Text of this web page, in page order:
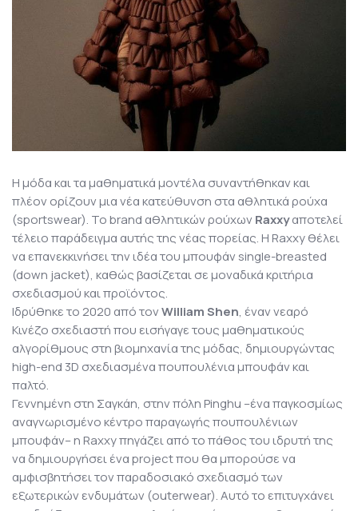
Η μόδα και τα μαθηματικά μοντέλα συναντήθηκαν και
πλέον ορίζουν μια νέα κατεύθυνση στα αθλητικά ρούχα
(sportswear). Το brand αθλητικών ρούχων Raxxyαποτελεί
τέλειο παράδειγμα αυτής της νέας πορείας. Η Raxxy θέλει
να επανεκκινήσει την ιδέα του μπουφάν single-breasted
(down jacket), καθώς βασίζεται σε μοναδικά κριτήρια
σχεδιασμού και προϊόντος.
Ιδρύθηκε το 2020 από τονWilliam Shen, έναν νεαρό
Κινέζο σχεδιαστή που εισήγαγε τους μαθηματικούς
αλγορίθμους στη βιομηχανία της μόδας, δημιουργώντας
high-end 3D σχεδιασμένα πουπουλένια μπουφάν και
παλτό.
Γεννημένη στη Σαγκάη, στην πόλη Pinghu –ένα παγκοσμίως
αναγνωρισμένο κέντρο παραγωγής πουπουλένιων
μπουφάν– η Raxxy πηγάζει από το πάθος του ιδρυτή της
να δημιουργήσει ένα project που θα μπορούσε να
αμφισβητήσει τον παραδοσιακό σχεδιασμό των
εξωτερικών ενδυμάτων (outerwear). Αυτό το επιτυγχάνει